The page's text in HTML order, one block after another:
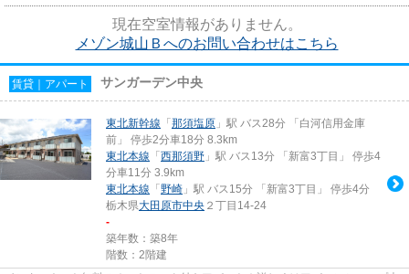
現在空室情報がありません。
メゾン城山Ｂへのお問い合わせはこちら
賃貸｜アパート サンガーデン中央
東北新幹線 「 那須塩原 」駅 バス28分 「白河信用金庫
前」 停歩2分車18分 8.3km
東北本線 「 西那須野 」駅 バス13分 「新富3丁目」 停歩4
分車11分 3.9km
東北本線 「 野崎 」駅 バス15分 「新富3丁目」 停歩4分
栃木県大田原市中央 ２丁目14-24
-
築年数：築8年
階数：2階建